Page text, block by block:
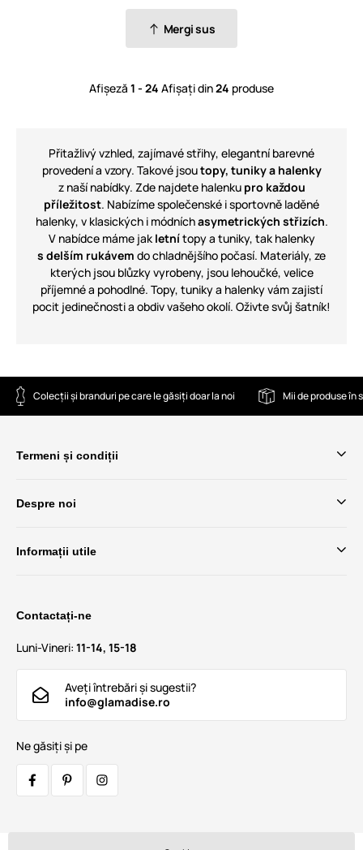
Mergi sus
Afișeză 1 - 24 Afișați din24 produse
Přitažlivý vzhled, zajímavé střihy, elegantní barevné
provedení a vzory. Takové jsoutopy, tuniky a halenky
z naší nabídky. Zde najdete halenku pro každou
příležitost. Nabízíme společenské i sportovně laděné
halenky, v klasických i módníchasymetrických střizích.
V nabídce máme jak letnítopy a tuniky, tak halenky
s delším rukávem do chladnějšího počasí. Materiály, ze
kterých jsou blůzky vyrobeny, jsou lehoučké, velice
příjemné a pohodlné. Topy, tuniky a halenky vám zajistí
pocit jedinečnosti a obdiv vašeho okolí. Oživte svůj šatník!
Colecții și branduri pe care le găsiți doar la noi Mii de produse în
Termeni și condiții
Despre noi
Informații utile
Contactați-ne
Luni-Vineri: 11-14, 15-18
Aveți întrebări și sugestii?
info@glamadise.ro
Ne găsiți și pe